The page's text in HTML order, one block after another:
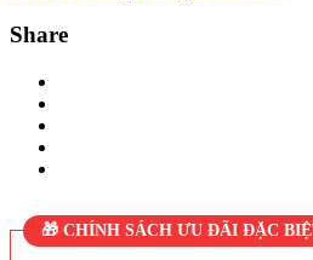
Share
🎁 CHÍNH SÁCH ƯU ĐÃI ĐẶC